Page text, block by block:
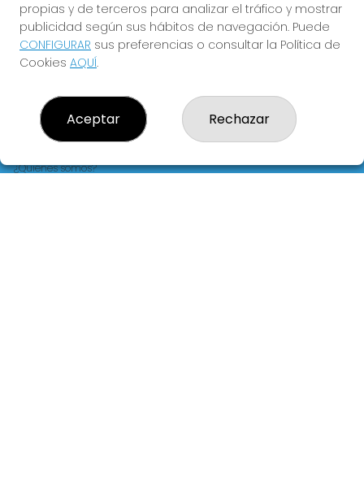
Y QUE LAS MEIGAS TE
ACOMPAÑEN
LOTERIA LA FLORIDA
¿Quiénes somos?
propias y de terceros para analizar el tráfico y mostrar
publicidad según sus hábitos de navegación. Puede
CONFIGURAR sus preferencias o consultar la Política de
Cookies AQUÍ.
Aceptar Rechazar